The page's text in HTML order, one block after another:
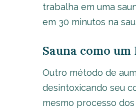
trabalha em uma
em 30 minutos na
Sauna como
Outro método de
desintoxicando seu
mesmo processo